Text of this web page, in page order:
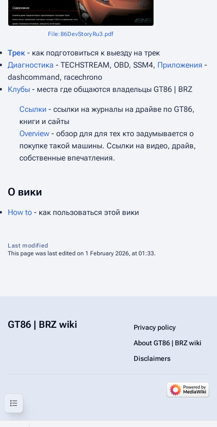
File:86DevStoryRu3.pdf
Трек - как подготовиться к выезду на трек
Диагностика - TECHSTREAM, OBD, SSM4, Приложения -
dashcommand, racechrono
Клубы - места где общаются владельцы GT86 | BRZ
Ссылки - ссылки на журналы на драйве по GT86,
книги и сайты
Overview - обзор для для тех кто задумывается о
покупке такой машины. Ссылки на видео, драйв,
собственные впечатления.
О вики
How to - как пользоваться этой вики
Contents
Last modified
This page was last edited on 1 February 2026, at 01:33.
GT86 | BRZ wiki
Privacy policy
About GT86 | BRZ wiki
Disclaimers